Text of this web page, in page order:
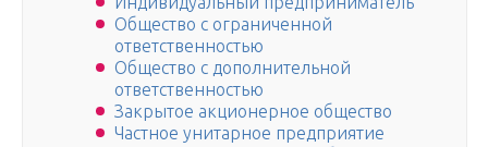
Общество с ограниченной
ответственностью
Общество с дополнительной
ответственностью
Закрытое акционерное общество
Частное унитарное предприятие